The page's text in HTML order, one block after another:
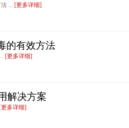
... [更多详细]
的有效方法
[更多详细]
解决方案
[更多详细]